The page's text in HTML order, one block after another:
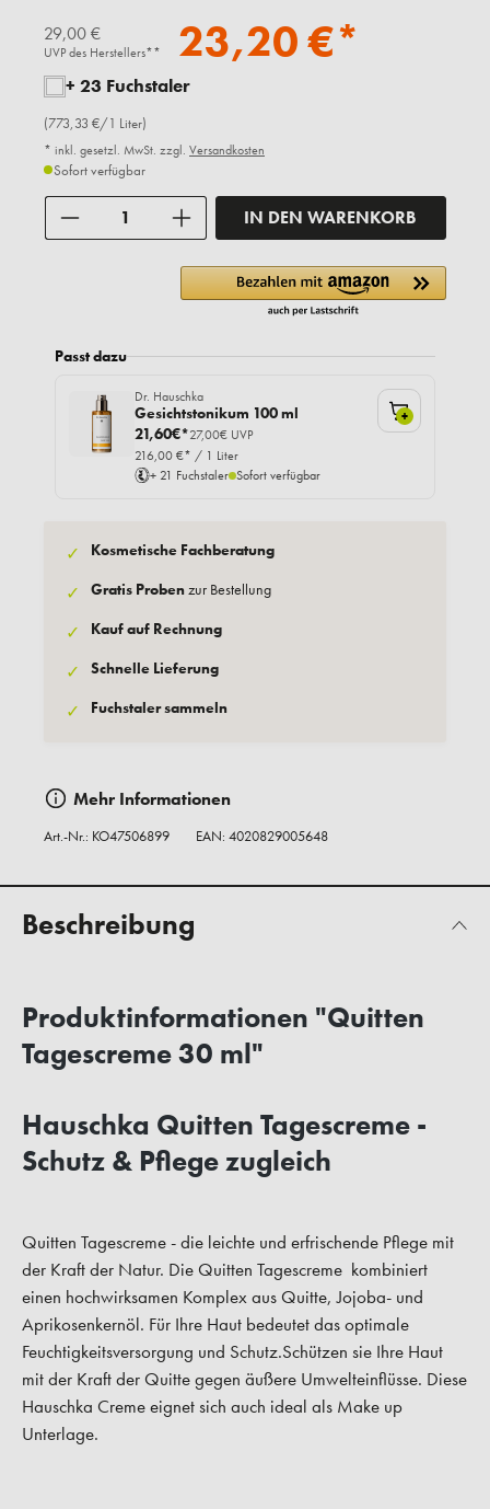
29,00 €
UVP des Herstellers** 23,20 €*
+ 23 Fuchstaler
(773,33 €/1 Liter)
* inkl. gesetzl. MwSt. zzgl. Versandkosten
Sofort verfügbar
IN DEN WARENKORB
Passt dazu
Dr. Hauschka
Gesichtstonikum 100 ml
21,60€*27,00€ UVP
216,00 €* / 1 Liter
+ 21 Fuchstaler Sofort verfügbar
+
✓ Kosmetische Fachberatung
✓ Gratis Probenzur Bestellung
✓ Kauf auf Rechnung
✓ Schnelle Lieferung
✓ Fuchstaler sammeln
Mehr Informationen
Art.-Nr.: KO47506899 EAN: 4020829005648
Beschreibung
Produktinformationen "Quitten
Tagescreme 30 ml"
Hauschka Quitten Tagescreme -
Schutz & Pflege zugleich
Quitten Tagescreme - die leichte und erfrischende Pflege mit
der Kraft der Natur. Die Quitten Tagescreme kombiniert
einen hochwirksamen Komplex aus Quitte, Jojoba- und
Aprikosenkernöl. Für Ihre Haut bedeutet das optimale
Feuchtigkeitsversorgung und Schutz.Schützen sie Ihre Haut
mit der Kraft der Quitte gegen äußere Umwelteinflüsse. Diese
Hauschka Creme eignet sich auch ideal als Make up
Unterlage.